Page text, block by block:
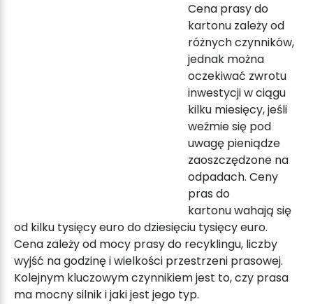
Cena prasy do
kartonu zależy od
różnych czynników,
jednak można
oczekiwać zwrotu
inwestycji w ciągu
kilku miesięcy, jeśli
weźmie się pod
uwagę pieniądze
zaoszczędzone na
odpadach. Ceny
pras do
kartonuwahają się
od kilku tysięcy euro do dziesięciu tysięcy euro.
Cena zależy od mocy prasy do recyklingu, liczby
wyjść na godzinę i wielkości przestrzeni prasowej.
Kolejnym kluczowym czynnikiem jest to, czy prasa
ma mocny silnik i jaki jest jego typ.